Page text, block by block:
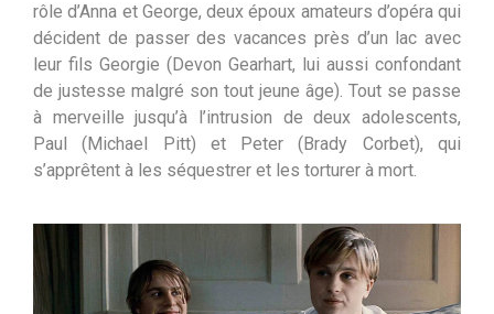
rôle d’Anna et George, deux époux amateurs d’opéra qui
décident de passer des vacances près d’un lac avec
leur fils Georgie (Devon Gearhart, lui aussi confondant
de justesse malgré son tout jeune âge). Tout se passe
à merveille jusqu’à l’intrusion de deux adolescents,
Paul (Michael Pitt) et Peter (Brady Corbet), qui
s’apprêtent à les séquestrer et les torturer à mort.